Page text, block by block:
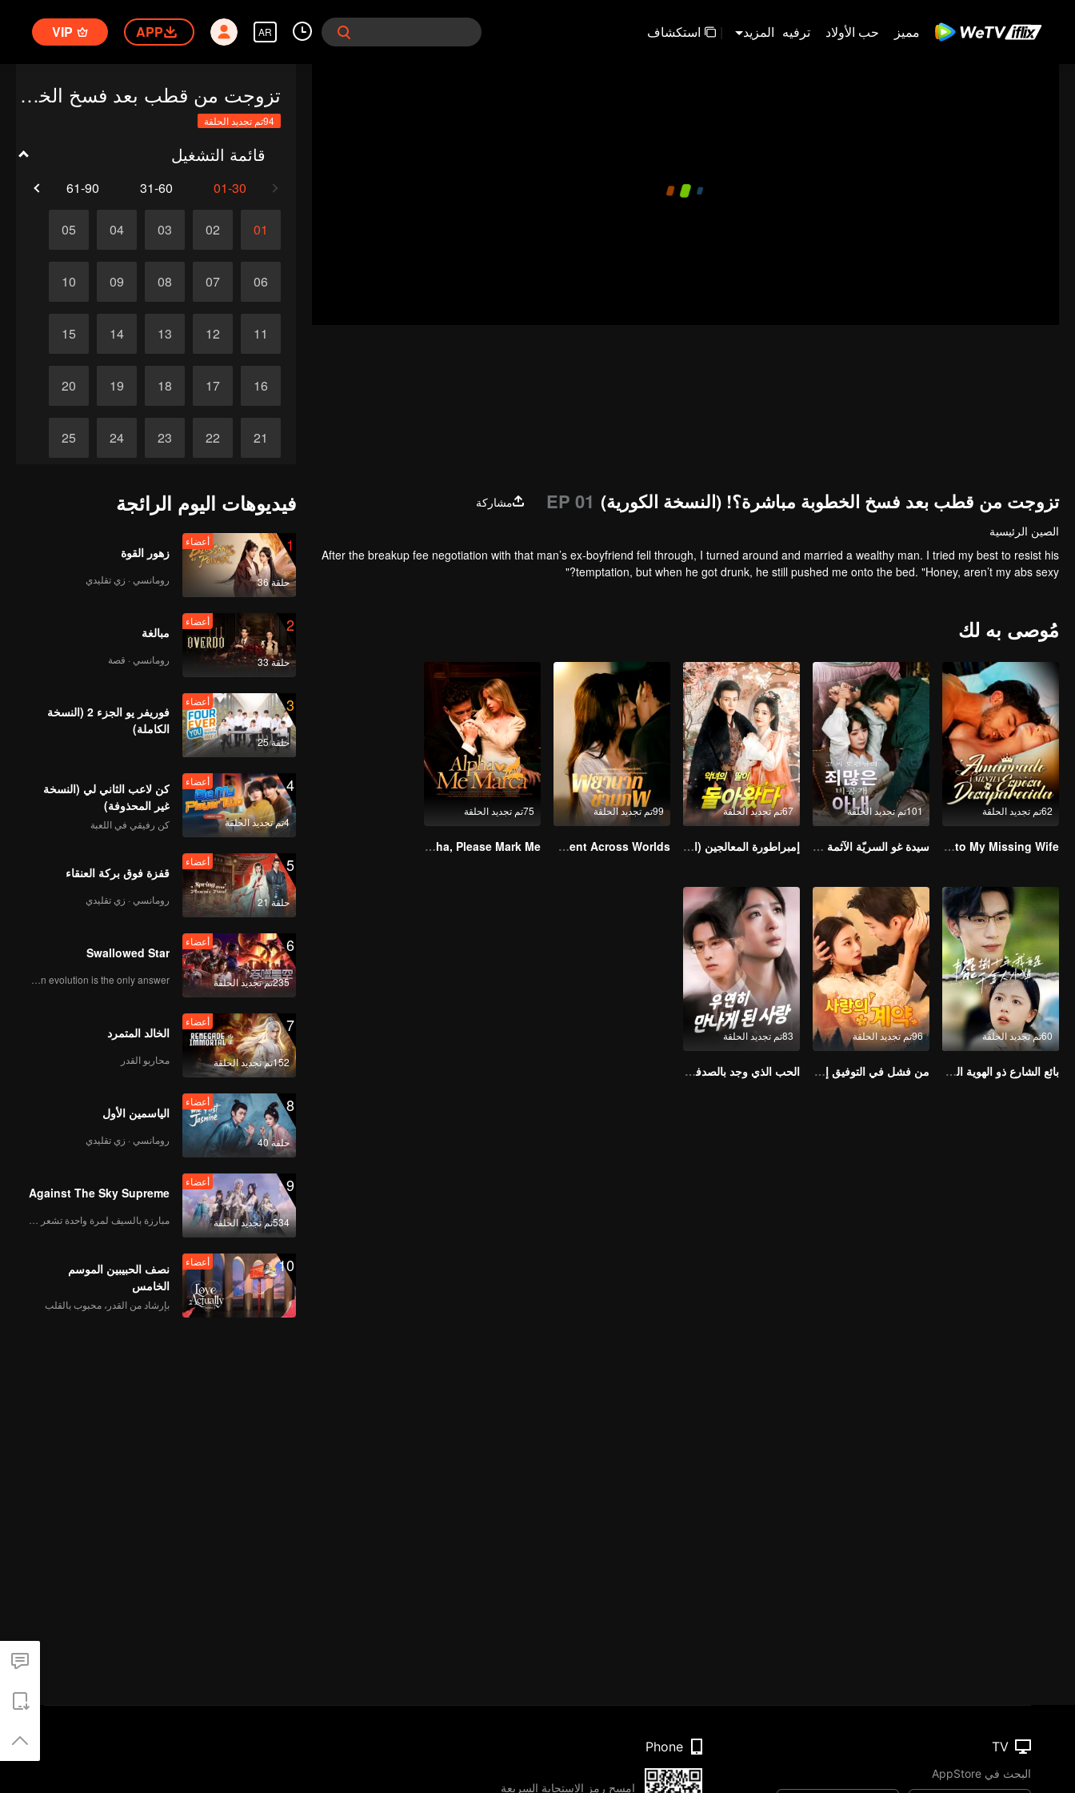
مميز حب الأولاد ترفيه المزيد | استكشاف AR
APP
VIP
تزوجت من قطب بعد فسخ الخطوبة مباشرة؟! (النسخة الكورية)
94تم تجديد الحلقة
قائمة التشغيل
01-30
31-60
61-90
01
02
03
04
05
06
07
08
09
10
11
12
13
14
15
16
17
18
19
20
21
22
23
24
25
تزوجت من قطب بعد فسخ الخطوبة مباشرة؟! (النسخة الكورية) EP 01
مشاركة
الصين الرئيسية
After the breakup fee negotiation with that man’s ex-boyfriend fell through, I turned around and married a wealthy man. I tried my best to resist his
temptation, but when he got drunk, he still pushed me onto the bed. "Honey, aren’t my abs sexy?"
مُوصى به لك
62تم تجديد الحلقة
Bound to My Missing Wife
101تم تجديد الحلقة
سيدة غو السريّة الآثمة (النسخة الكورية)
67تم تجديد الحلقة
إمبراطورة المعالجين (النسخة الكورية)
99تم تجديد الحلقة
Resentment Across Worlds
75تم تجديد الحلقة
Alpha, Please Mark Me
60تم تجديد الحلقة
بائع الشارع ذو الهوية السرية (نسخة TCN)
96تم تجديد الحلقة
من فشل في التوفيق إلى زواج مفاجئ: قصة مليارديري (النسخة الكورية)
83تم تجديد الحلقة
الحب الذي وجد بالصدفة (النسخة الكورية)
فيديوهات اليوم الرائجة
1
حلقة 36
أعضاء
زهور القوة
رومانسي · زي تقليدي
2
حلقة 33
أعضاء
مبالغة
رومانسي · قصة
3
حلقة 25
أعضاء
فوريفر يو الجزء 2 (النسخة
الكاملة)
4
4تم تجديد الحلقة
أعضاء
كن لاعب الثاني لي (النسخة
غير المحذوفة)
كن رفيقي في اللعبة
5
حلقة 21
أعضاء
قفزة فوق بركة العنقاء
رومانسي · زي تقليدي
6
235تم تجديد الحلقة
أعضاء
Swallowed Star
Human evolution is the only answer.
7
152تم تجديد الحلقة
أعضاء
الخالد المتمرد
محاربو القدر
8
حلقة 40
أعضاء
الياسمين الأول
رومانسي · زي تقليدي
9
534تم تجديد الحلقة
أعضاء
Against The Sky Supreme
10 أعضاء
نصف الحبيبين الموسم
الخامس
بإرشاد من القدر، محبوب بالقلب
TV
البحث في AppStore
Phone
امسح رمز الاستجابة السريعة